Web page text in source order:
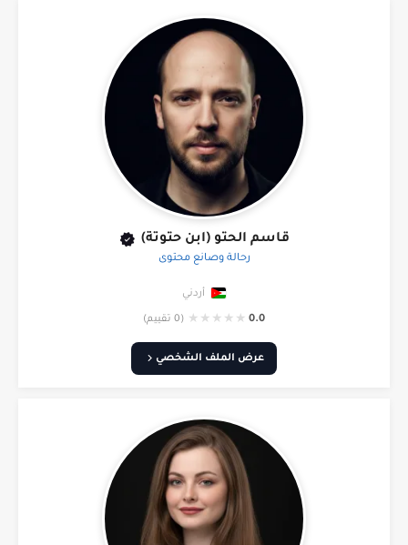
قاسم الحتو (ابن حتوتة)
رحالة وصانع محتوى
أردني
0.0
★
★
★
★
★ (0 تقييم)
عرض الملف الشخصي